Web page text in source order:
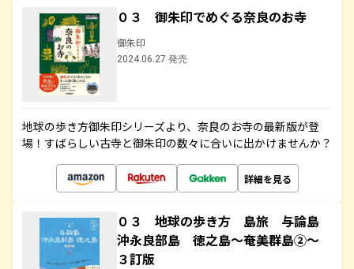
０３ 御朱印でめぐる奈良のお寺
御朱印
2024.06.27 発売
地球の歩き方御朱印シリーズより、奈良のお寺の最新版が登
場！すばらしい古寺と御朱印の数々に合いに出かけませんか？
詳細を見る
０３ 地球の歩き方 島旅 与論島
沖永良部島 徳之島～奄美群島②～
３訂版